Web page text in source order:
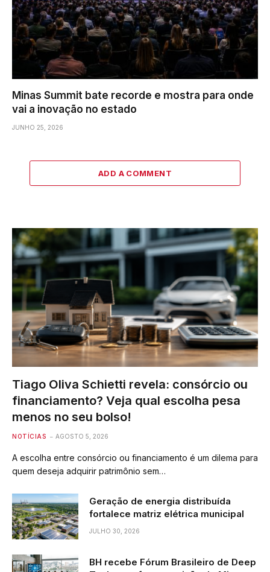
Minas Summit bate recorde e mostra para onde
vai a inovação no estado
JUNHO 25, 2026
ADD A COMMENT
Tiago Oliva Schietti revela: consórcio ou
financiamento? Veja qual escolha pesa
menos no seu bolso!
NOTÍCIAS AGOSTO 5, 2026
A escolha entre consórcio ou financiamento é um dilema para
quem deseja adquirir patrimônio sem…
Geração de energia distribuída
fortalece matriz elétrica municipal
JULHO 30, 2026
BH recebe Fórum Brasileiro de Deep